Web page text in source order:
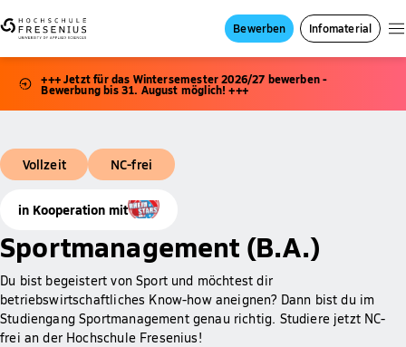
Bewerben Infomaterial
+++ Jetzt für das Wintersemester 2026/27 bewerben -
Bewerbung bis 31. August möglich! +++
Vollzeit NC-frei
in Kooperation mit
Sportmanagement (B.A.)
Du bist begeistert von Sport und möchtest dir
betriebswirtschaftliches Know-how aneignen? Dann bist du im
Studiengang Sportmanagement genau richtig. Studiere jetzt NC-
frei an der Hochschule Fresenius!